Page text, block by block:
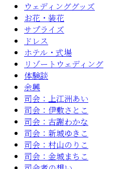
ウェディンググッズ
お花・装花
サプライズ
ドレス
ホテル・式場
リゾートウェディング
体験談
余興
司会：上江洲あい
司会：伊敷さとこ
司会：古謝わかな
司会：新城ゆきこ
司会：村山のりこ
司会：金城まちこ